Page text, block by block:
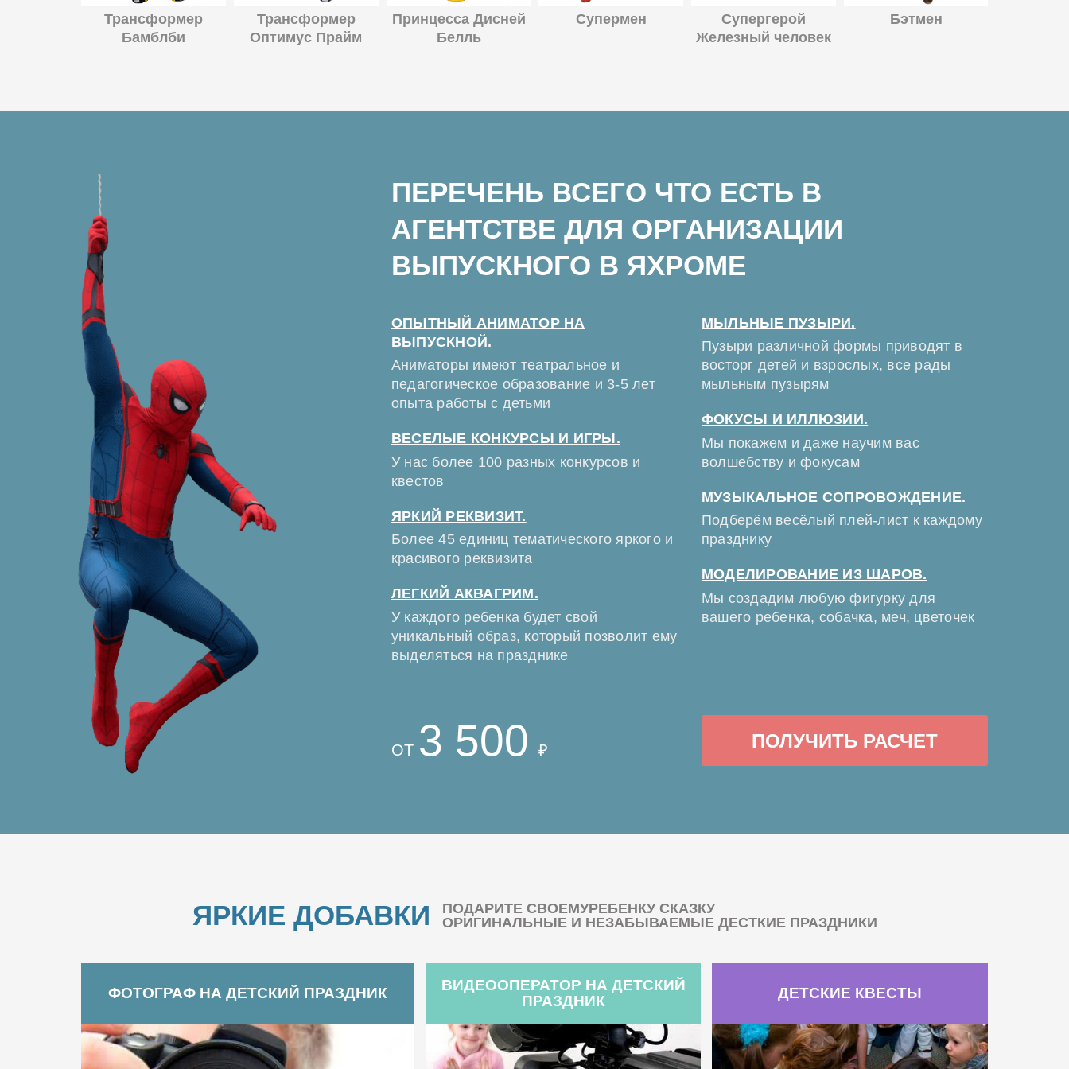
Трансформер
Бамблби
Трансформер
Оптимус Прайм
Принцесса Дисней
Белль
Супермен
Супергерой
Железный человек
Бэтмен
ПЕРЕЧЕНЬ ВСЕГО ЧТО ЕСТЬ В
АГЕНТСТВЕ ДЛЯ ОРГАНИЗАЦИИ
ВЫПУСКНОГО В ЯХРОМЕ
ОПЫТНЫЙ АНИМАТОР НА
ВЫПУСКНОЙ.
Аниматоры имеют театральное и
педагогическое образование и 3-5 лет
опыта работы с детьми
ВЕСЕЛЫЕ КОНКУРСЫ И ИГРЫ.
У нас более 100 разных конкурсов и
квестов
ЯРКИЙ РЕКВИЗИТ.
Более 45 единиц тематического яркого и
красивого реквизита
ЛЕГКИЙ АКВАГРИМ.
У каждого ребенка будет свой
уникальный образ, который позволит ему
выделяться на празднике
МЫЛЬНЫЕ ПУЗЫРИ.
Пузыри различной формы приводят в
восторг детей и взрослых, все рады
мыльным пузырям
ФОКУСЫ И ИЛЛЮЗИИ.
Мы покажем и даже научим вас
волшебству и фокусам
МУЗЫКАЛЬНОЕ СОПРОВОЖДЕНИЕ.
Подберём весёлый плей-лист к каждому
празднику
МОДЕЛИРОВАНИЕ ИЗ ШАРОВ.
Мы создадим любую фигурку для
вашего ребенка, собачка, меч, цветочек
ОТ 3 500 ₽ ПОЛУЧИТЬ РАСЧЕТ
ЯРКИЕ ДОБАВКИ
ПОДАРИТЕ СВОЕМУРЕБЕНКУ СКАЗКУ
ОРИГИНАЛЬНЫЕ И НЕЗАБЫВАЕМЫЕ ДЕСТКИЕ ПРАЗДНИКИ
ФОТОГРАФ НА ДЕТСКИЙ ПРАЗДНИК
ВИДЕООПЕРАТОР НА ДЕТСКИЙ
ПРАЗДНИК
ДЕТСКИЕ КВЕСТЫ